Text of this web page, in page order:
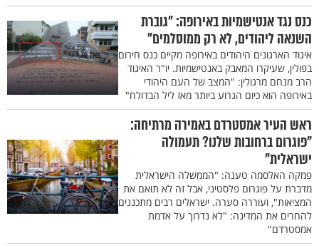
כנס נגד אנטישמיות באירופה: "גוברת
השנאה ליהודים, לא רק ממוסלמים"
איגוד הארגונים היהודים באירופה מקיים כנס חירום
בפולין, שעיקרו המאבק באנטישמיות. יו"ר האיגוד
הרב מנחם מרגולין: "המצב של העם היהודי
באירופה הוא כיום הגרוע ביותר מאז ליל הבדולח"
ראש העיר אמסטרדם באמירה מרתיחה:
"פוגרום ברחובות שלנו? תעמולה
ישראלית"
פמקה האלסמה טענה: "הממשלה הישראלית
מדברת על פוגרום פלסטיני, אבל זה לא תואם את
המציאות", ועוררה סערה. ישראלים רבים מתכננים
להחרים את המדינה: "לא נדרוך על אדמת
אמסטרדם"